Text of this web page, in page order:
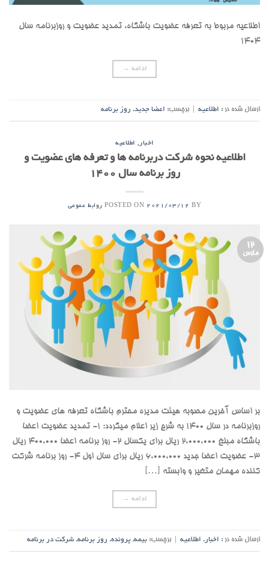
اطلاعیه مربوط به تعرفه عضویت باشگاه، تمدید عضویت و روزبرنامه سال
۱۴۰۴
ادامه →
ارسال شده در : اطلاعیه برچسب: اعضا جدید, روز برنامه
اخبار, اطلاعیه
اطلاعیه نحوه شرکت دربرنامه ها و تعرفه های عضویت و
روز برنامه سال 1400
POSTED ON 2021/03/12 BY روابط عمومی
12
مارس
بر اساس آخرین مصوبه هیئت مدیره محترم باشگاه تعرفه های عضویت و
روزبرنامه در سال 1400 به شرح زیر اعلام میگردد: 1- تمدید عضویت اعضا
باشگاه مبلغ 2،000،000 ریال برای یکسال 2- روز برنامه اعضا 400،000 ریال
3- عضویت اعضا جدید 6،000،000 ریال برای سال اول 4- روز برنامه شرکت
کننده مهمان متغیر و وابسته […]
ادامه →
ارسال شده در : اخبار , اطلاعیه برچسب: بیمه, پرونده, روز برنامه, شرکت در برنامه